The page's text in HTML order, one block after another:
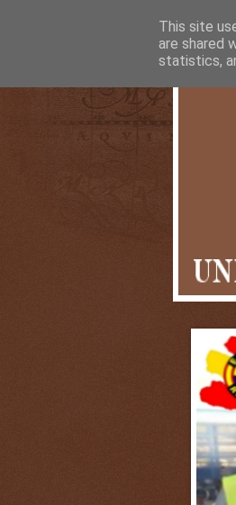
This site
are shared
statistics,